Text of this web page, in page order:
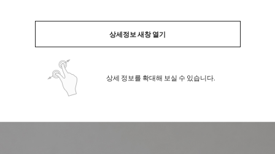
상세정보 새창 열기
상세 정보를 확대해 보실 수 있습니다.